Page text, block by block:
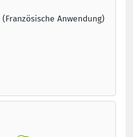
Anwendung)